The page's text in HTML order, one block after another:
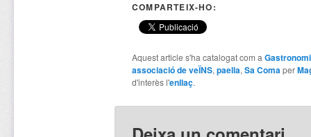
COMPARTEIX-HO:
Aquest article s'ha catalogat com a
associació de veÏNS,paella,Sa Comaper
d'interès l'enllaç.